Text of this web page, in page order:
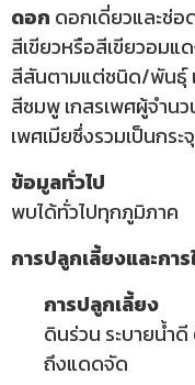
ดอก ดอกเดี่ยวและช่
สีเขียวหรือสีเขียวอม
สีสันตามแต่ชนิด/พันธุ์
สีชมพู เกสรเพศผู้จำน
เพศเมียซึ่งรวมเป็นก
ข้อมูลทั่วไป
พบได้ทั่วไปทุกภูมิภาค
การปลูกเลี้ยงและกา
การปลูกเลี้ยง
ดินร่วน ระบายน้ำ
ถึงแดดจัด